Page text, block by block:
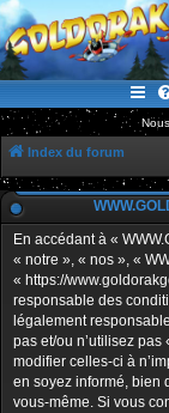
le site de la Lune Rouge
Index du forum
En accédant à «
« notre », « nos », «
« https://
responsable des
légalement
pas et/ou n’utilisez pas
modifier celles-ci à
en soyez informé, bien
vous-même. Si vous